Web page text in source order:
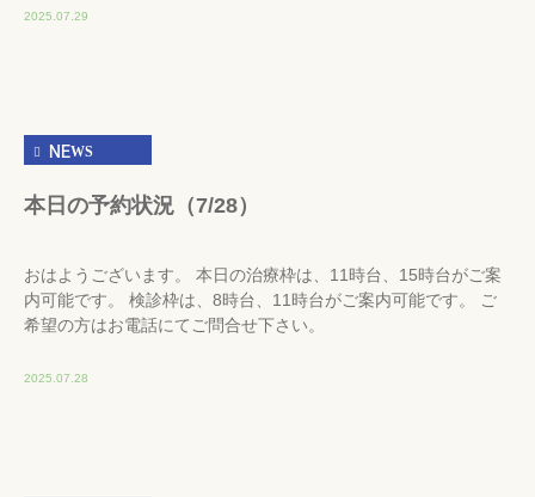
2025.07.29
NEWS
本日の予約状況（7/28）
おはようございます。 本日の治療枠は、11時台、15時台がご案
内可能です。 検診枠は、8時台、11時台がご案内可能です。 ご
希望の方はお電話にてご問合せ下さい。
2025.07.28